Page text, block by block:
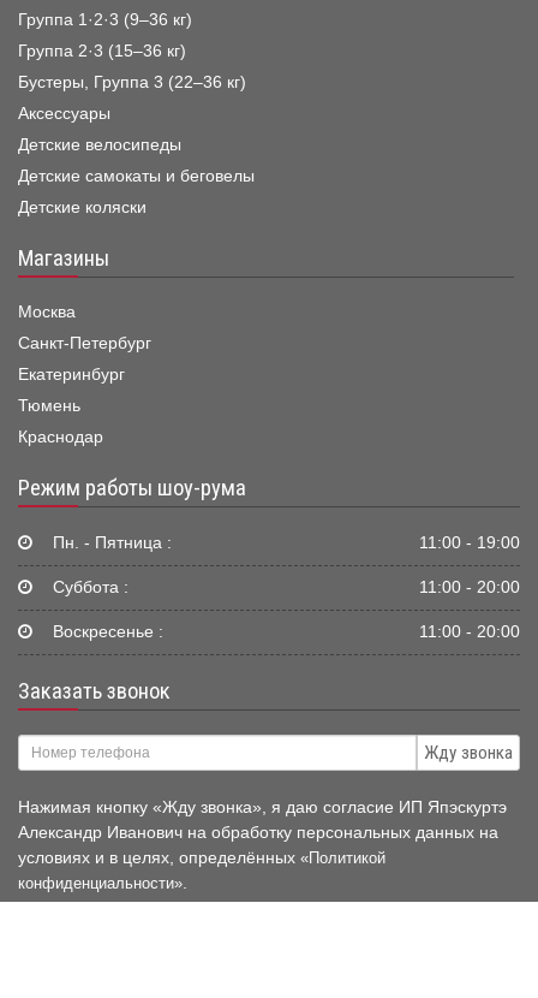
Группа 1·2·3 (9–36 кг)
Группа 2·3 (15–36 кг)
Бустеры, Группа 3 (22–36 кг)
Аксессуары
Детские велосипеды
Детские самокаты и беговелы
Детские коляски
Магазины
Москва
Санкт-Петербург
Екатеринбург
Тюмень
Краснодар
Режим работы шоу-рума
Пн. - Пятница : 11:00 - 19:00
Суббота : 11:00 - 20:00
Воскресенье : 11:00 - 20:00
Заказать звонок
Жду звонка
Нажимая кнопку «Жду звонка», я даю согласие ИП Япэскуртэ
Александр Иванович на обработку персональных данных на
условиях и в целях, определённых «Политикой
конфиденциальности».